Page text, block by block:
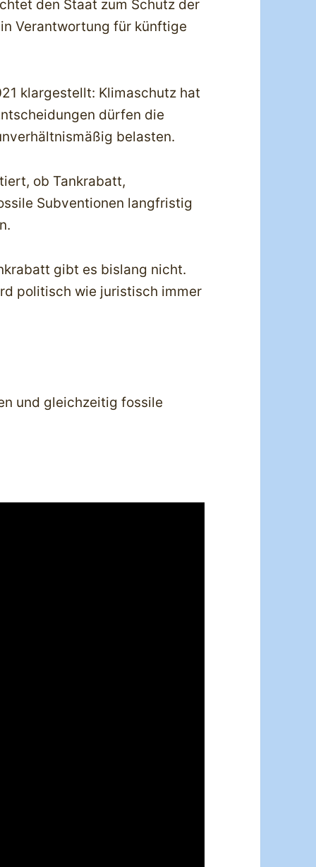
den Staat zum Schutz der
Verantwortung für künftige
klargestellt: Klimaschutz hat
dürfen die
belasten.
ob Tankrabatt,
Subventionen langfristig
gibt es bislang nicht.
politisch wie juristisch immer
und gleichzeitig fossile